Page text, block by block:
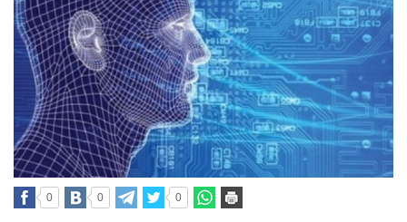
0 0 0